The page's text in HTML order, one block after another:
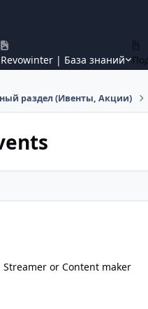
Revowinter | База знаний
раздел (Ивенты, Акции)
or Content maker